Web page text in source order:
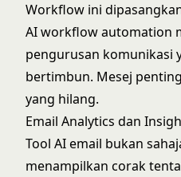
Workflow ini
AI workflow automation
pengurusan komunikasi
bertimbun. Mesej
yang hilang.
Email Analytics dan
Tool AI email bukan
menampilkan corak